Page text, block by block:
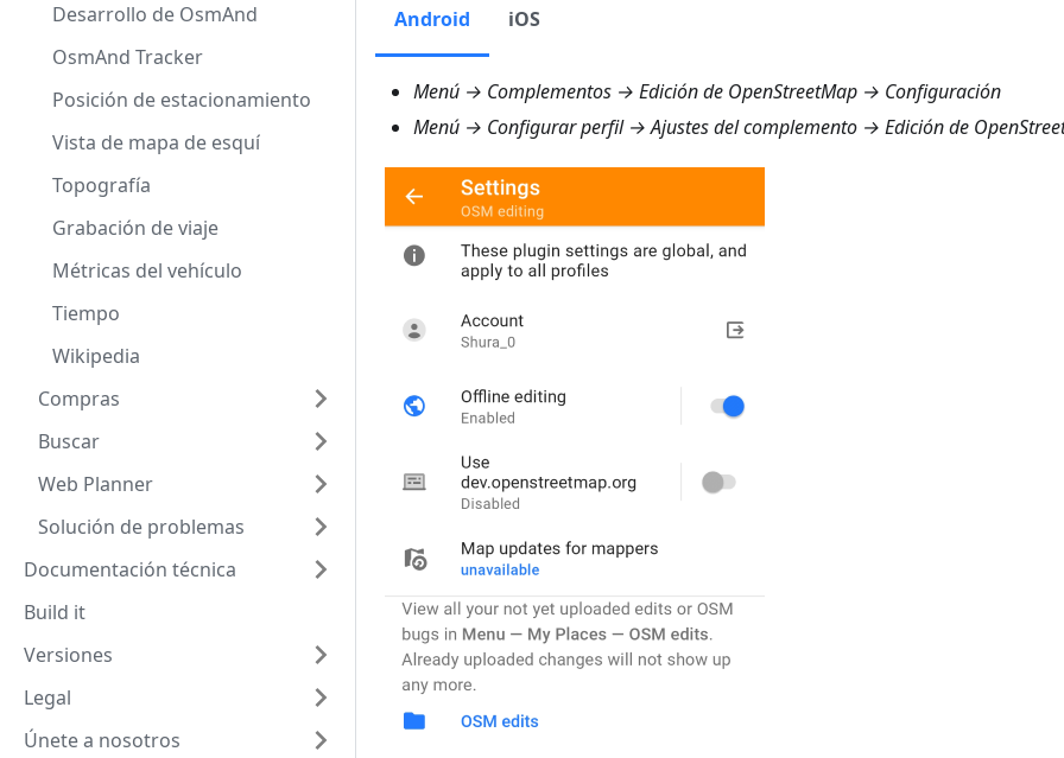
Desarrollo de OsmAnd
OsmAnd Tracker
Posición de estacionamiento
Vista de mapa de esquí
Topografía
Grabación de viaje
Métricas del vehículo
Tiempo
Wikipedia
Compras
Buscar
Web Planner
Solución de problemas
Documentación técnica
Build it
Versiones
Legal
Únete a nosotros
Android iOS
Menú → Complementos → Edición de OpenStreetMap → Configuración
Menú → Configurar perfil → Ajustes del complemento → Edición de